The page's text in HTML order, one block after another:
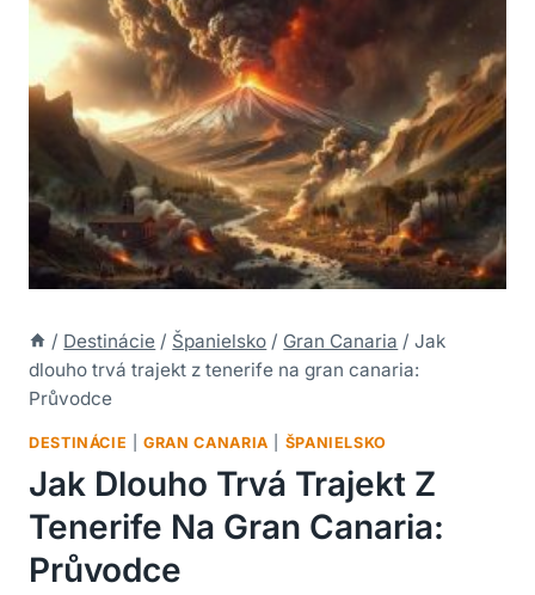
/ Destinácie / Španielsko / Gran Canaria / Jak
dlouho trvá trajekt z tenerife na gran canaria:
Průvodce
DESTINÁCIE |GRAN CANARIA ŠPANIELSKO
Jak Dlouho Trvá Trajekt Z
Tenerife Na Gran Canaria:
Průvodce